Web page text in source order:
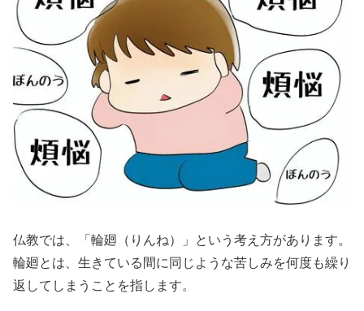
仏教では、「輪廻（りんね）」という考え方があります。
輪廻とは、生きている間に同じような苦しみを何度も繰り
返してしまうことを指します。